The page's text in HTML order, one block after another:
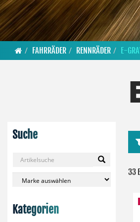
FAHRRÄDER RENNRÄDER E-
Suche
Kategorien
33